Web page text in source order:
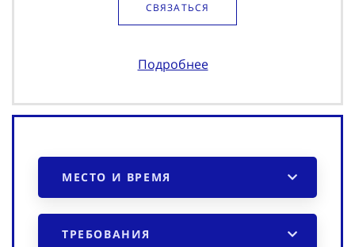
СВЯЗАТЬСЯ
Подробнее
МЕСТО И ВРЕМЯ
ТРЕБОВАНИЯ